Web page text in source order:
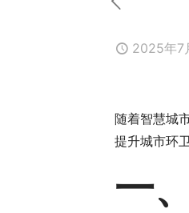
2025年7
随着智慧城
提升城市环
一